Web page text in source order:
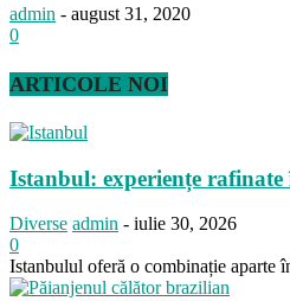
admin - august 31, 2020
0
ARTICOLE NOI
Istanbul: experiențe
Diverse admin - iulie 30, 2026
0
Istanbulul oferă o combinație aparte